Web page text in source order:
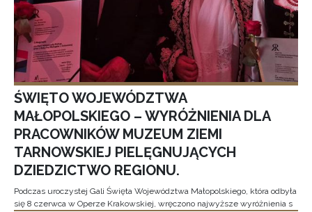
ŚWIĘTO WOJEWÓDZTWA
MAŁOPOLSKIEGO – WYRÓŻNIENIA DLA
PRACOWNIKÓW MUZEUM ZIEMI
TARNOWSKIEJ PIELĘGNUJĄCYCH
DZIEDZICTWO REGIONU.
Podczas uroczystej Gali Święta Województwa Małopolskiego, która odbyła
się 8 czerwca w Operze Krakowskiej, wręczono najwyższe wyróżnienia s